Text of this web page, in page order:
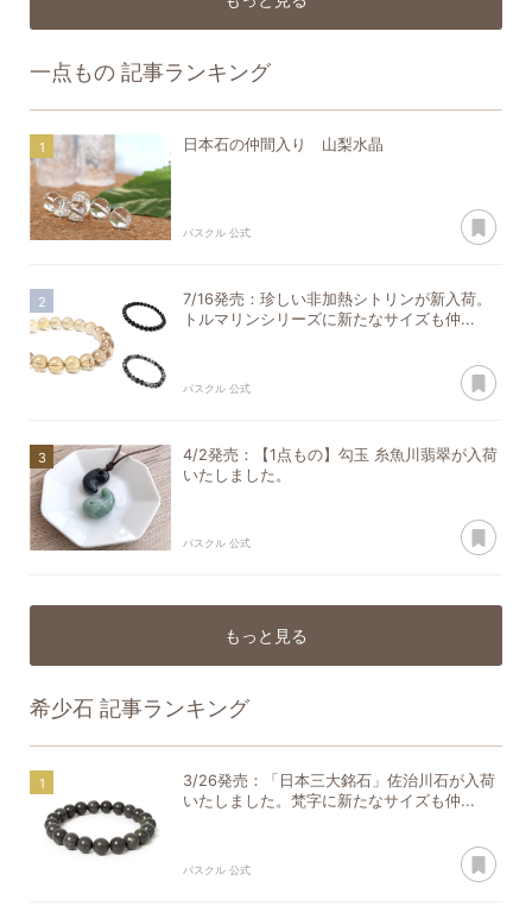
一点もの 記事ランキング
日本石の仲間入り 山梨水晶
パスクル 公式
7/16発売：珍しい非加熱シトリンが新入荷。
トルマリンシリーズに新たなサイズも仲...
パスクル 公式
4/2発売：【1点もの】勾玉 糸魚川翡翠が入荷
いたしました。
パスクル 公式
もっと見る
希少石 記事ランキング
3/26発売：「日本三大銘石」佐治川石が入荷
いたしました。梵字に新たなサイズも仲...
パスクル 公式